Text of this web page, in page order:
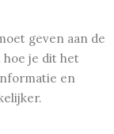
geven aan de
je dit het
en